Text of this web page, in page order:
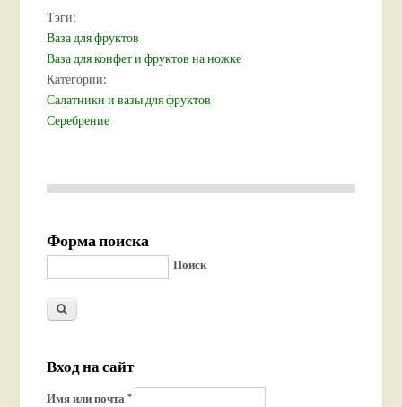
Тэги:
Ваза для фруктов
Ваза для конфет и фруктов на ножке
Категории:
Салатники и вазы для фруктов
Серебрение
Форма поиска
Поиск
Вход на сайт
Имя или почта*